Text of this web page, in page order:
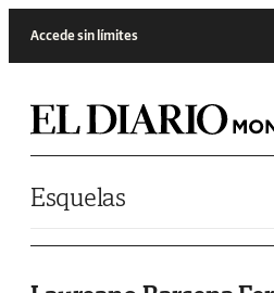
Accede sin límites
Esquelas